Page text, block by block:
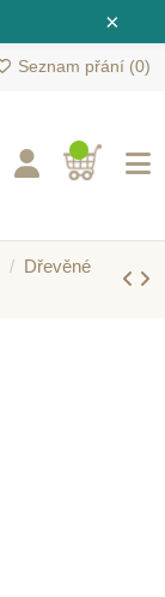
×
Seznam přání (0)
Dřevěné